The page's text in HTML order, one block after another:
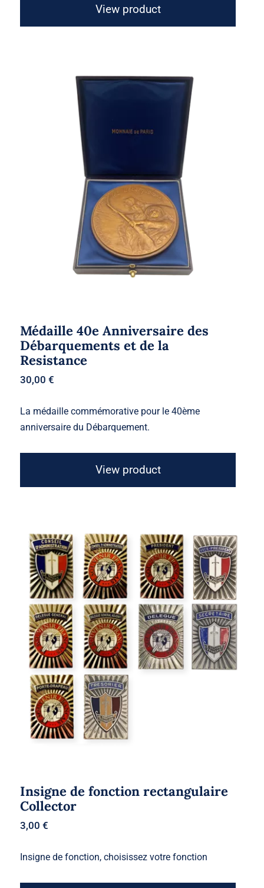
View product
Médaille 40e Anniversaire des
Débarquements et de la Resistance
Médaille 40e Anniversaire des
Débarquements et de la
Resistance
30,00€
La médaille commémorative pour le 40ème
anniversaire du Débarquement.
View product
Insigne de fonction rectangulaire
Collector
Insigne de fonction rectangulaire
Collector
3,00€
Insigne de fonction, choisissez votre fonction